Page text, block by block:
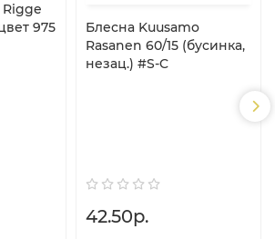
975
Блесна Kuusamo
Rasanen 60/15 (бусинка,
незац.) #S-C
42.50р.